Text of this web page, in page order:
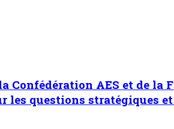
AES et de la
questions stratégiques